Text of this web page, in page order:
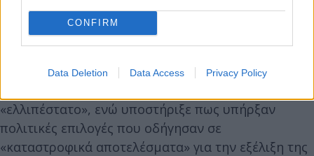
CONFIRM
Data Deletion Data Access Privacy Policy
«Όπως έστρωσε θα κοιμηθεί»
Σε εκτενή ανάρτησή του, ο κ. Πλακιάς επανήλθε,
«ελλιπέστατο», ενώ υποστήριξε πως υπήρξαν
πολιτικές επιλογές που οδήγησαν σε
«καταστροφικά αποτελέσματα» για την εξέλιξη της